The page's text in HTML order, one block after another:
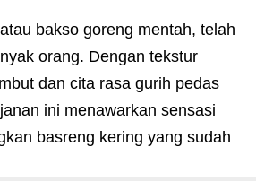
bakso goreng mentah, telah
orang. Dengan tekstur
dan cita rasa gurih pedas
ini menawarkan sensasi
basreng kering yang sudah